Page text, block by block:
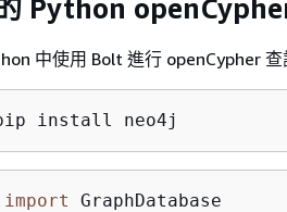
Python
中使用 Bolt 進行 openCypher 查
install neo4j
import
GraphDatabase